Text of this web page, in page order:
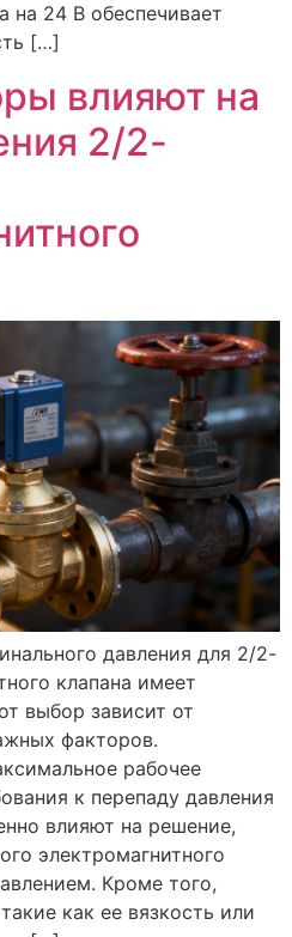
на 24 В обеспечивает
[…]
влияют на
2/2-
давления для 2/2-
клапана имеет
выбор зависит от
факторов.
рабочее
к перепаду давления
влияют на решение,
электромагнитного
Кроме того,
как ее вязкость или